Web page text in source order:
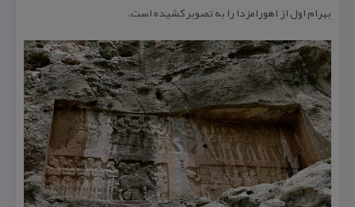
بهرام اول از اهورامزدا را به تصویر كشیده است.